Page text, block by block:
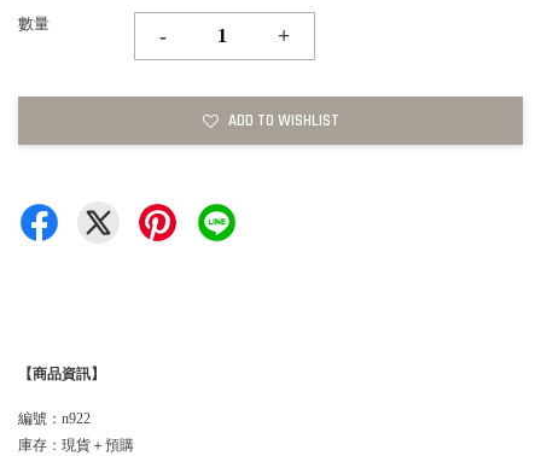
數量
- +
ADD TO WISHLIST
【商品資訊】
編號：n922
庫存：現貨＋預購